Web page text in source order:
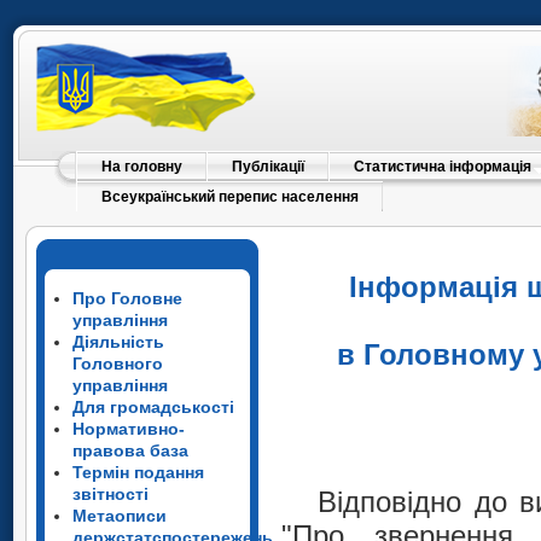
На головну Публікації
Статистична інформація
Всеукраїнський перепис населення
Про Головне
управління
Діяльність
Головного
управління
Для громадськості
Нормативно-
правова база
Термін подання
звітності
Метаописи
Інформація
в Головному
Відповідно до
Президента